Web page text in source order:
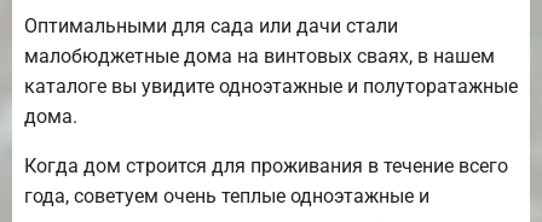
Оптимальными для сада или дачи стали
малобюджетные дома на винтовых сваях, в нашем
каталоге вы увидите одноэтажные и полуторатажные
дома.
Когда дом строится для проживания в течение всего
года, советуем очень теплые одноэтажные и